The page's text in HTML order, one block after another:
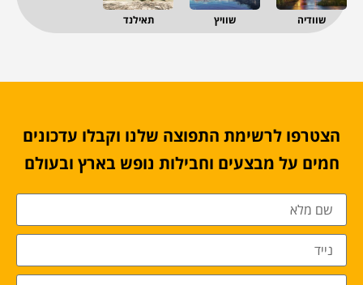
שוודיה שוויץ תאילנד
הצטרפו לרשימת התפוצה שלנו וקבלו עדכונים
חמים על מבצעים וחבילות נופש בארץ ובעולם